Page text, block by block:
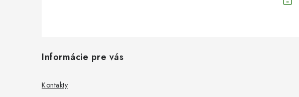
Informácie pre vás
Kontakty